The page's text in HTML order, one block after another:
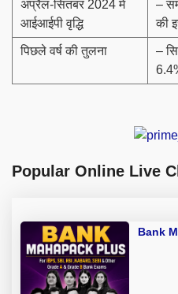
अप्रैल-सितंबर 2024 में
आईआईपी वृद्धि
–
की
पिछले वर्ष की तुलना
–
Popular Online Live
Bank